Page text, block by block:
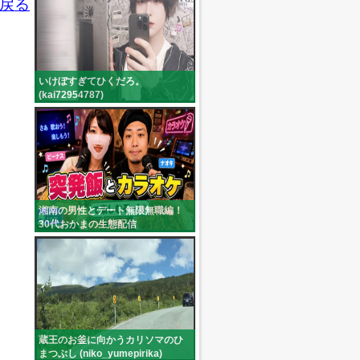
る
いけぼすぎてひくだろ。
(kai72954787)
湘南の男性とデート無限無職編！
30代おかまの生態配信
(b_nasu1001)
蔵王のお釜に向かうカリソマのひ
まつぶし (niko_yumepirika)